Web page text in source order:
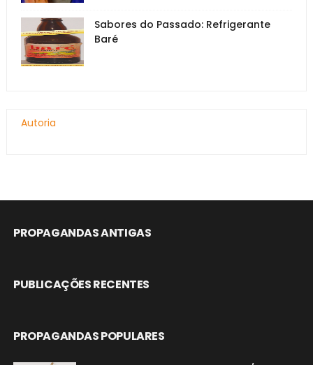
Sabores do Passado: Refrigerante
Baré
Autoria
PROPAGANDAS ANTIGAS
PUBLICAÇÕES RECENTES
PROPAGANDAS POPULARES